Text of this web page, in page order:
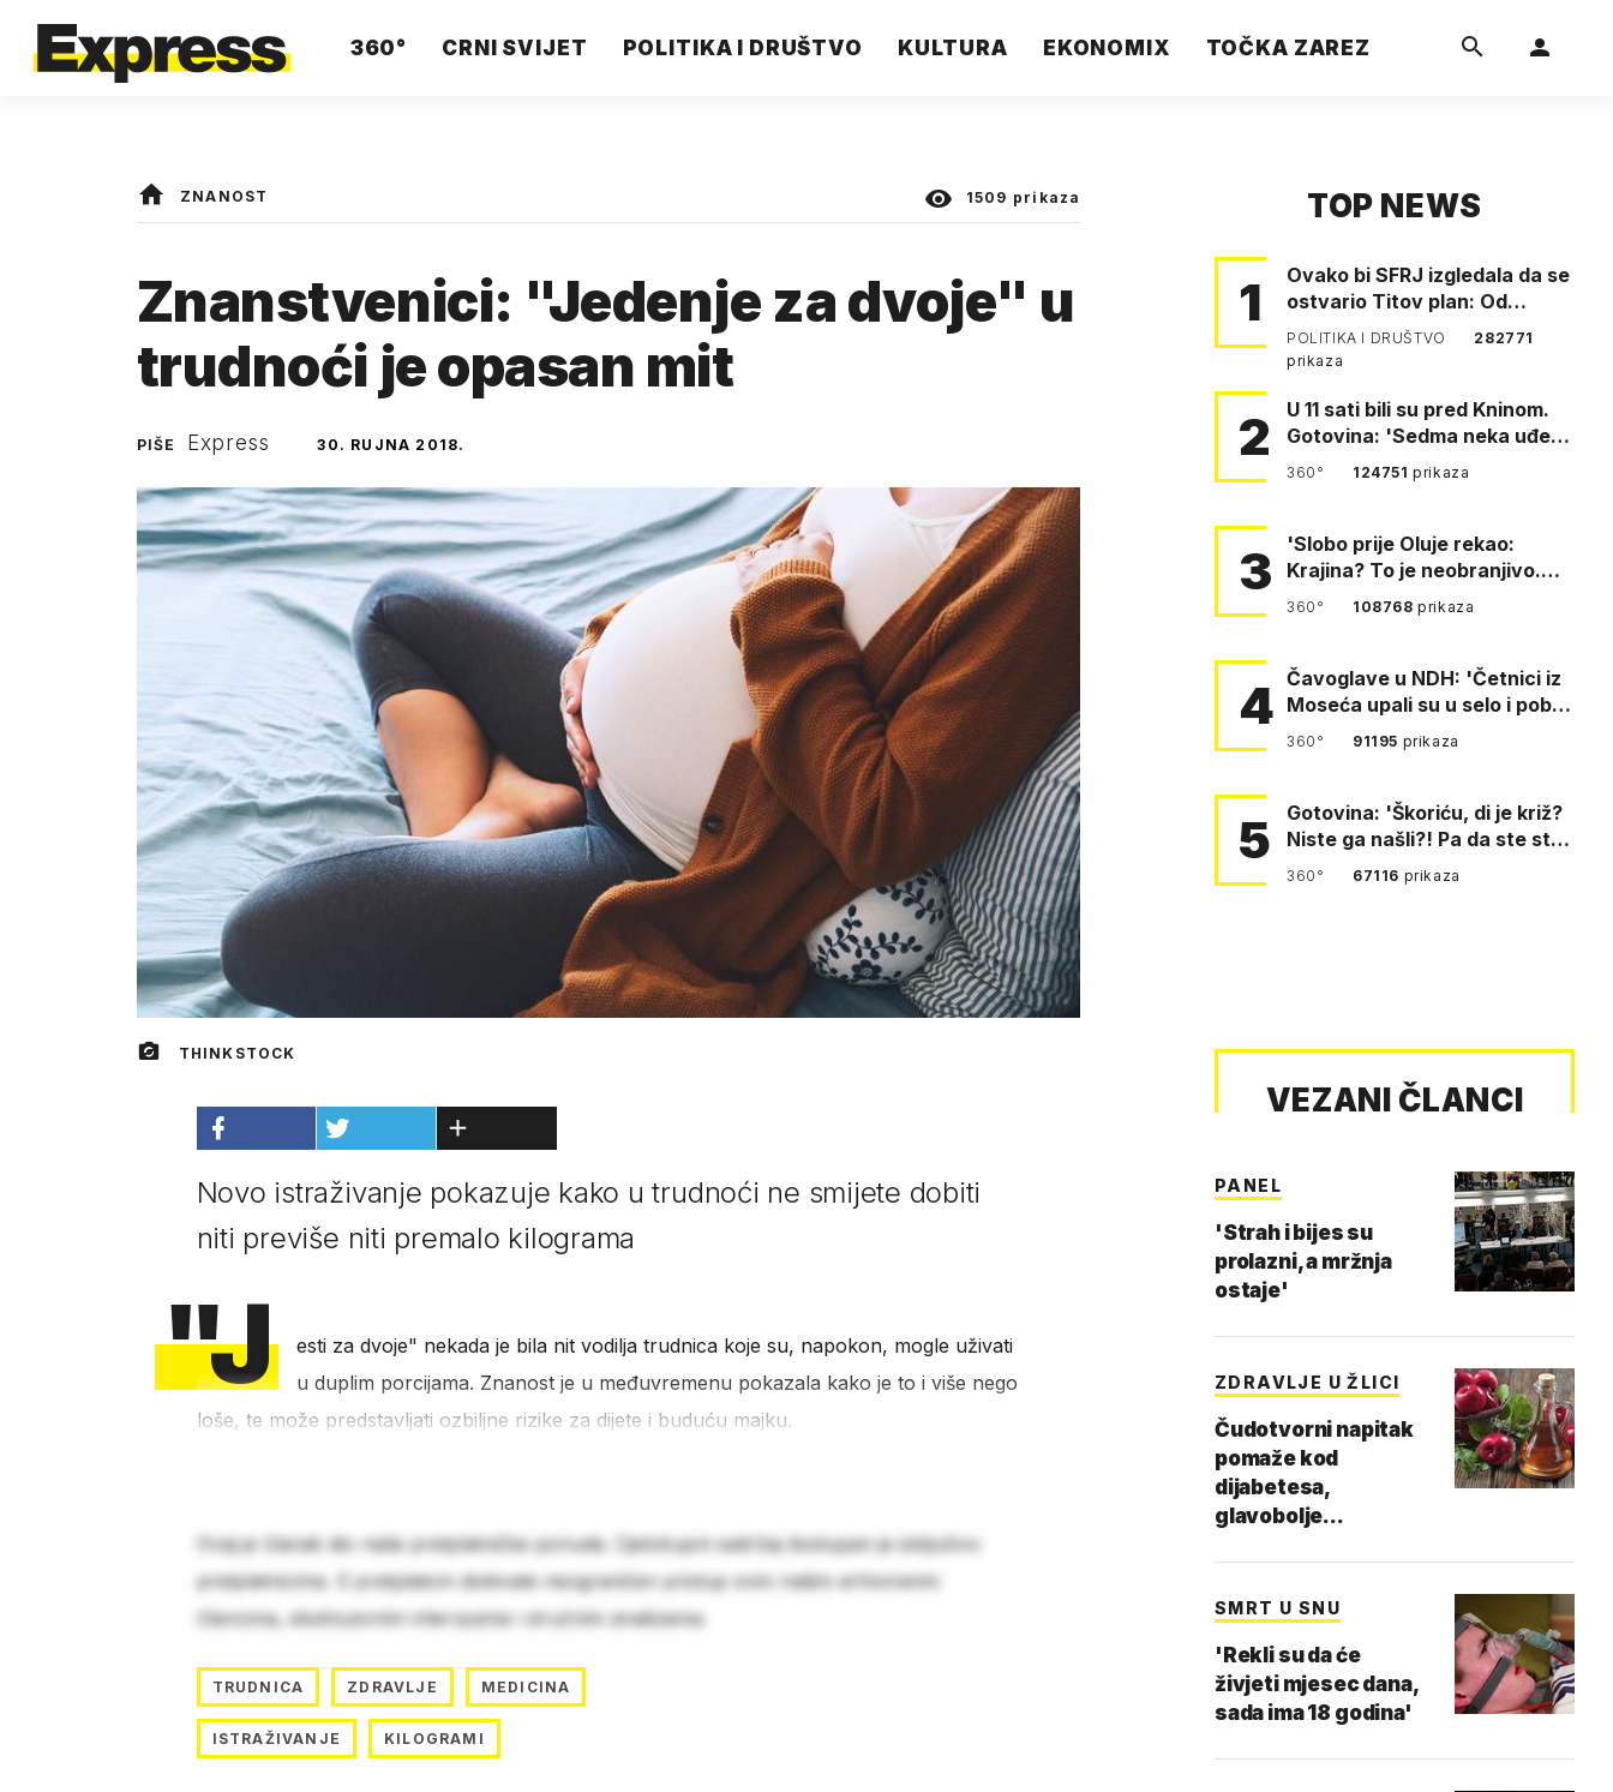
360° CRNI SVIJET POLITIKA I DRUŠTVO KULTURA EKONOMIX TOČKA ZAREZ
ZNANOST 1509 prikaza
Znanstvenici: "Jedenje za dvoje" u
trudnoći je opasan mit
PIŠE Express 30. RUJNA 2018.
THINKSTOCK
Novo istraživanje pokazuje kako u trudnoći ne smijete dobiti
niti previše niti premalo kilograma
"J
esti za dvoje" nekada je bila nit vodilja trudnica koje su, napokon, mogle uživati
u duplim porcijama. Znanost je u međuvremenu pokazala kako je to i više nego
loše, te može predstavljati ozbiljne rizike za dijete i buduću majku.
Ovaj je članak dio naše pretplatničke ponude. Cjelokupni sadržaj dostupan je isključivo
pretplatnicima. S pretplatom dobivate neograničen pristup svim našim arhiviranim
člancima, ekskluzivnim intervjuima i stručnim analizama.
TRUDNICA ZDRAVLJE MEDICINA
ISTRAŽIVANJE KILOGRAMI
TOP NEWS
1
Ovako bi SFRJ izgledala da se
ostvario Titov plan: Od
Klagenfurta do Istanbula!
POLITIKA I DRUŠTVO
282771
prikaza
2
U 11 sati bili su pred Kninom.
Gotovina: 'Sedma neka uđe,
4. gardijska neka g…
360° 124751prikaza
3
'Slobo prije Oluje rekao:
Krajina? To je neobranjivo.
Tuđmana zvao Krivousti'
360° 108768prikaza
4 Čavoglave u NDH: 'Četnici iz
Moseća upali su u selo i pobili
obitelj Perković'
360° 91195 prikaza
5
Gotovina: 'Škoriću, di je križ?
Niste ga našli?! Pa da ste stali
i pitali fratr…
360° 67116 prikaza
VEZANI ČLANCI
PANEL
'Strah i bijes su
prolazni, a mržnja
ostaje'
ZDRAVLJE U ŽLICI
Čudotvorni napitak
pomaže kod
dijabetesa,
glavobolje...
SMRT U SNU
'Rekli su da će
živjeti mjesec dana,
sada ima 18 godina'